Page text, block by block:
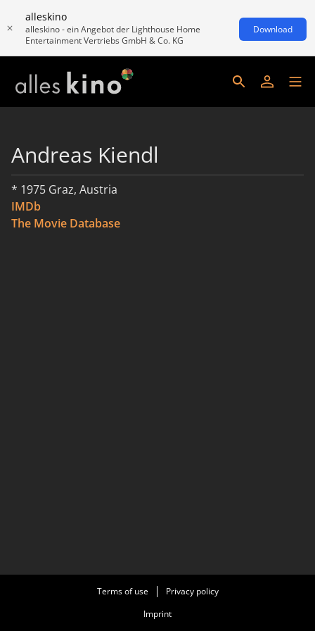
alleskino
alleskino - ein Angebot der Lighthouse Home
Entertainment Vertriebs GmbH & Co. KG
Download
Andreas Kiendl
* 1975 Graz, Austria
IMDb
The Movie Database
Terms of use
Privacy policy
Imprint